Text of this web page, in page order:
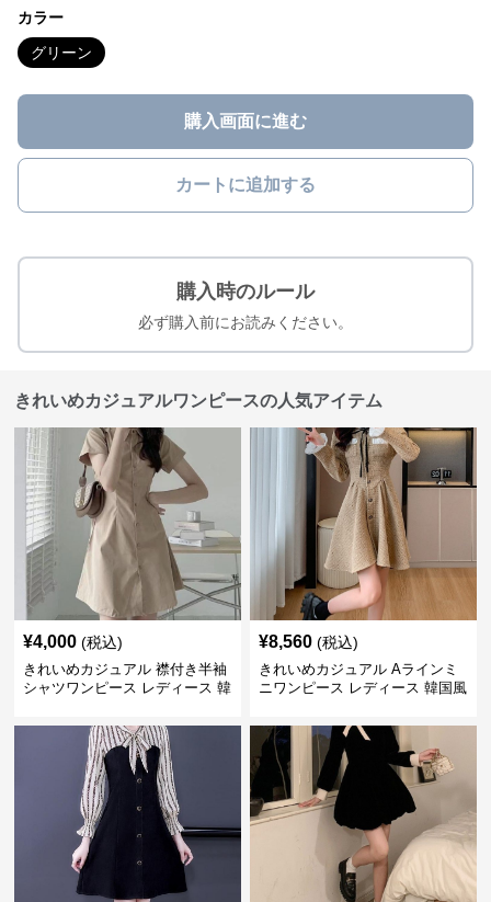
カラー
グリーン
購入画面に進む
カートに追加する
購入時のルール
必ず購入前にお読みください。
きれいめカジュアルワンピースの人気アイテム
¥4,000 (税込)
きれいめカジュアル 襟付き半袖
シャツワンピース レディース 韓
ト ウエストマーク スタイルアッ
プ Aライン 小柄さん◎
¥8,560 (税込)
きれいめカジュアル Aラインミ
ニワンピース レディース 韓国風
上丈 春秋 ウエストマーク 上品
エレガント